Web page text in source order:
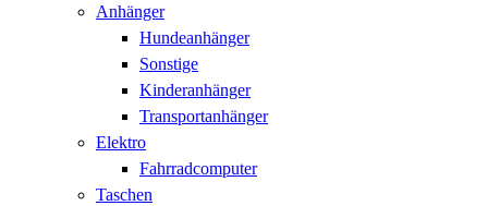
Anhänger
Hundeanhänger
Sonstige
Kinderanhänger
Transportanhänger
Elektro
Fahrradcomputer
Taschen